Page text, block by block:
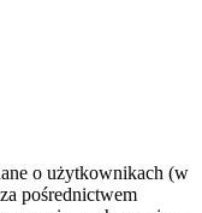
o użytkownikach (w
pośrednictwem